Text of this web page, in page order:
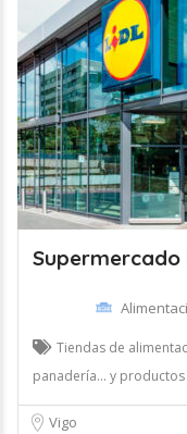
Supermercado
Tiendas de
panadería... y
Vigo